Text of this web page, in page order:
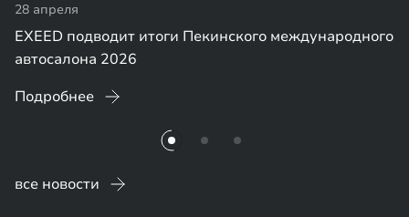
28 апреля
EXEED подводит итоги Пекинского международного
автосалона 2026
Подробнее
все новости